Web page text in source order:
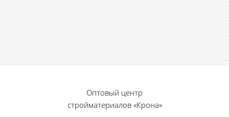
Оптовый центр
стройматериалов «Крона»